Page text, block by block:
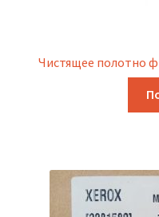
Чистящее полотно